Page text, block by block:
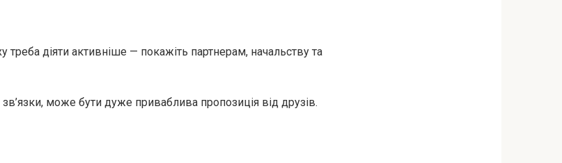
діяти активніше — покажіть партнерам, начальству та
зв’язки, може бути дуже приваблива пропозиція від друзів.